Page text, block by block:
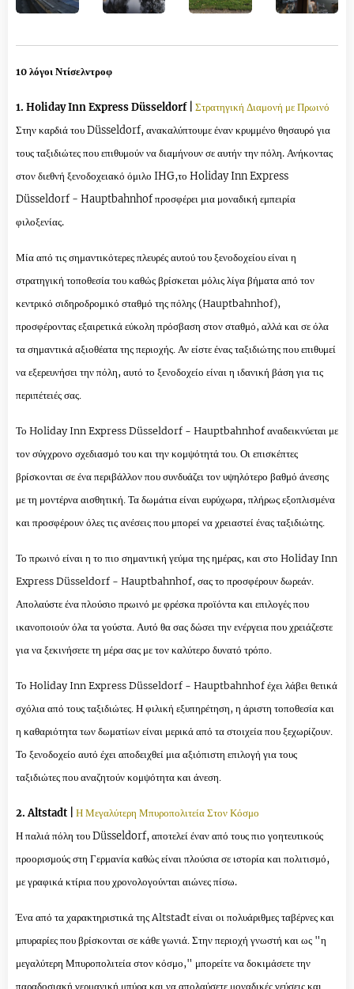
10 λόγοι Ντίσελντροφ
1. Holiday Inn Express Düsseldorf | Στρατηγική Διαμονή με Πρωινό
Στην καρδιά του Düsseldorf, ανακαλύπτουμε έναν κρυμμένο θησαυρό για
τους ταξιδιώτες που επιθυμούν να διαμήνουν σε αυτήν την πόλη. Ανήκοντας
στον διεθνή ξενοδοχειακό όμιλο IHG,το Holiday Inn Express
Düsseldorf - Hauptbahnhof προσφέρει μια μοναδική εμπειρία
φιλοξενίας.
Μία από τις σημαντικότερες πλευρές αυτού του ξενοδοχείου είναι η
στρατηγική τοποθεσία του καθώς βρίσκεται μόλις λίγα βήματα από τον
κεντρικό σιδηροδρομικό σταθμό της πόλης (Hauptbahnhof),
προσφέροντας εξαιρετικά εύκολη πρόσβαση στον σταθμό, αλλά και σε όλα
τα σημαντικά αξιοθέατα της περιοχής. Αν είστε ένας ταξιδιώτης που επιθυμεί
να εξερευνήσει την πόλη, αυτό το ξενοδοχείο είναι η ιδανική βάση για τις
περιπέτειές σας.
Το Holiday Inn Express Düsseldorf - Hauptbahnhof αναδεικνύεται με
τον σύγχρονο σχεδιασμό του και την κομψότητά του. Οι επισκέπτες
βρίσκονται σε ένα περιβάλλον που συνδυάζει τον υψηλότερο βαθμό άνεσης
με τη μοντέρνα αισθητική. Τα δωμάτια είναι ευρύχωρα, πλήρως εξοπλισμένα
και προσφέρουν όλες τις ανέσεις που μπορεί να χρειαστεί ένας ταξιδιώτης.
Το πρωινό είναι η το πιο σημαντική γεύμα της ημέρας, και στο Holiday Inn
Express Düsseldorf - Hauptbahnhof, σας το προσφέρουν δωρεάν.
Απολαύστε ένα πλούσιο πρωινό με φρέσκα προϊόντα και επιλογές που
ικανοποιούν όλα τα γούστα. Αυτό θα σας δώσει την ενέργεια που χρειάζεστε
για να ξεκινήσετε τη μέρα σας με τον καλύτερο δυνατό τρόπο.
Το Holiday Inn Express Düsseldorf - Hauptbahnhof έχει λάβει θετικά
σχόλια από τους ταξιδιώτες. Η φιλική εξυπηρέτηση, η άριστη τοποθεσία και
η καθαριότητα των δωματίων είναι μερικά από τα στοιχεία που ξεχωρίζουν.
Το ξενοδοχείο αυτό έχει αποδειχθεί μια αξιόπιστη επιλογή για τους
ταξιδιώτες που αναζητούν κομψότητα και άνεση.
2.Altstadt | Η Μεγαλύτερη Μπυροπολιτεία Στον Κόσμο
Η παλιά πόλη του Düsseldorf, αποτελεί έναν από τους πιο γοητευτικούς
προορισμούς στη Γερμανία καθώςείναι πλούσια σε ιστορία και πολιτισμό,
με γραφικά κτίρια που χρονολογούνται αιώνες πίσω.
Ένα από τα χαρακτηριστικά της Altstadt είναι οι πολυάριθμες ταβέρνες και
μπυραρίες που βρίσκονται σε κάθε γωνιά. Στην περιοχή γνωστή και ως "η
μεγαλύτερη Μπυροπολιτεία στον κόσμο," μπορείτε να δοκιμάσετε την
παραδοσιακή γερμανική μπύρα και να απολαύσετε μοναδικές γεύσεις και